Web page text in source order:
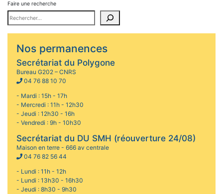
Faire une recherche
Nos permanences
Secrétariat du Polygone
Bureau G202 – CNRS
04 76 88 10 70
- Mardi : 15h - 17h
- Mercredi : 11h - 12h30
- Jeudi : 12h30 - 16h
- Vendredi : 9h - 10h30
Secrétariat du DU SMH (réouverture 24/08)
Maison en terre - 666 av centrale
04 76 82 56 44
- Lundi : 11h - 12h
- Lundi : 13h30 - 16h30
- Jeudi : 8h30 - 9h30